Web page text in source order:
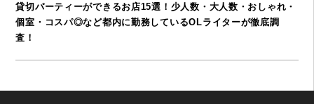
貸切パーティーができるお店15選！少人数・大人数・おしゃれ・
個室・コスパ◎など都内に勤務しているOLライターが徹底調
査！